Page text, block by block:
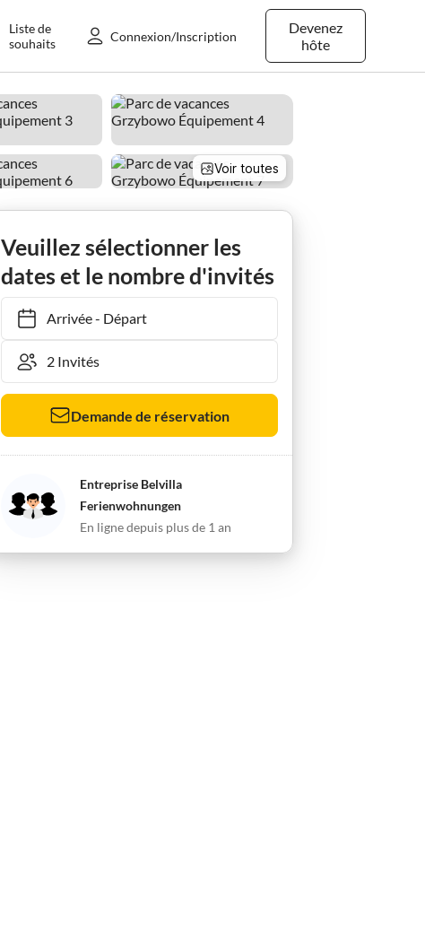
Devenez
hôte
Liste de
souhaits
Connexion/Inscription
Voir toutes
Veuillez sélectionner les
dates et le nombre d'invités
Arrivée- Départ
Demande de réservation
Entreprise Belvilla
Ferienwohnungen
En ligne depuis plus de 1 an